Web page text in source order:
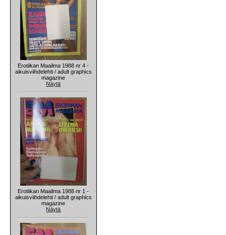
Erotiikan Maailma 1988 nr 4 -
aikuisviihdelehti / adult graphics
magazine
Näytä
Erotiikan Maailma 1988 nr 1 -
aikuisviihdelehti / adult graphics
magazine
Näytä